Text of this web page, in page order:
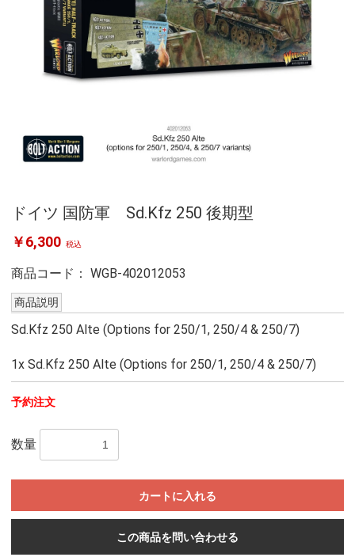
ドイツ 国防軍 Sd.Kfz 250 後期型
￥6,300 税込
商品コード： WGB-402012053
商品説明
Sd.Kfz 250 Alte (Options for 250/1, 250/4 & 250/7)
1x Sd.Kfz 250 Alte (Options for 250/1, 250/4 & 250/7)
予約注文
数量
カートに入れる
この商品を問い合わせる